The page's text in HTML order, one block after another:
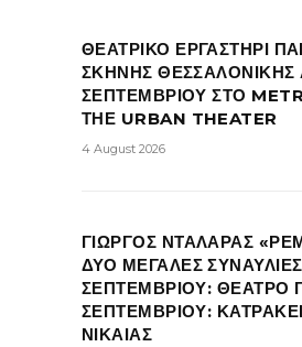
ΘΕΑΤΡΙΚΟ ΕΡΓΑΣΤΗΡΙ
ΣΚΗΝΗΣ ΘΕΣΣΑΛΟΝΙΚΗΣ
ΣΕΠΤΕΜΒΡΙΟΥ ΣΤΟ
ΤΗΕ URBAN THEATER
4 August 2026
ΓΙΩΡΓΟΣ ΝΤΑΛΑΡΑΣ
ΔΥΟ ΜΕΓΑΛΕΣ
ΣΕΠΤΕΜΒΡΙΟΥ: ΘΕΑΤΡΟ
ΣΕΠΤΕΜΒΡΙΟΥ:
ΝΙΚΑΙΑΣ